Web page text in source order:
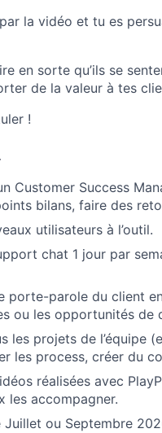
la vidéo et tu es
en sorte qu’ils se
de la valeur à tes
!
Customer Success
bilans, faire des
utilisateurs à l’outil.
chat 1 jour par
porte-parole du client
ou les opportunités de
les projets de l’équipe
les process, créer du
réalisées avec
les accompagner.
Juillet ou Septembre